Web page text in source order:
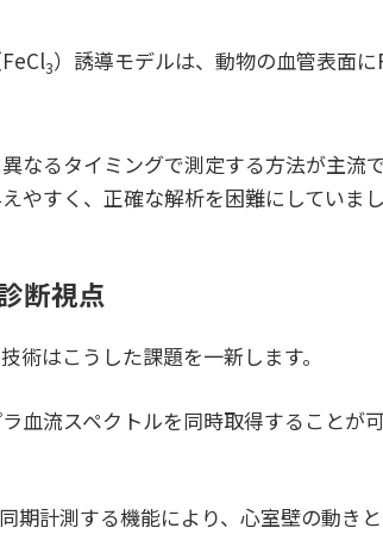
3）誘導モデルは、動物の血管表面
なるタイミングで測定する方法が主流
すく、正確な解析を困難にしていまし
断視点
術はこうした課題を一新します。
血流スペクトルを同時取得することが
期計測する機能により、心室壁の動き